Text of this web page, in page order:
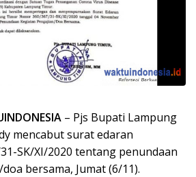
– Pjs Bupati Lampung
mencabut surat edaran
SK/XI/2020 tentang penundaan
bersama, Jumat (6/11).